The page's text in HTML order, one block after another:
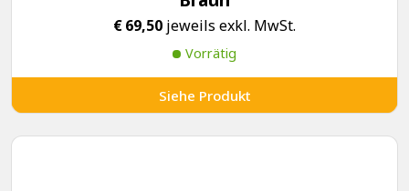
€69,50 jeweils exkl. MwSt.
Vorrätig
Siehe Produkt